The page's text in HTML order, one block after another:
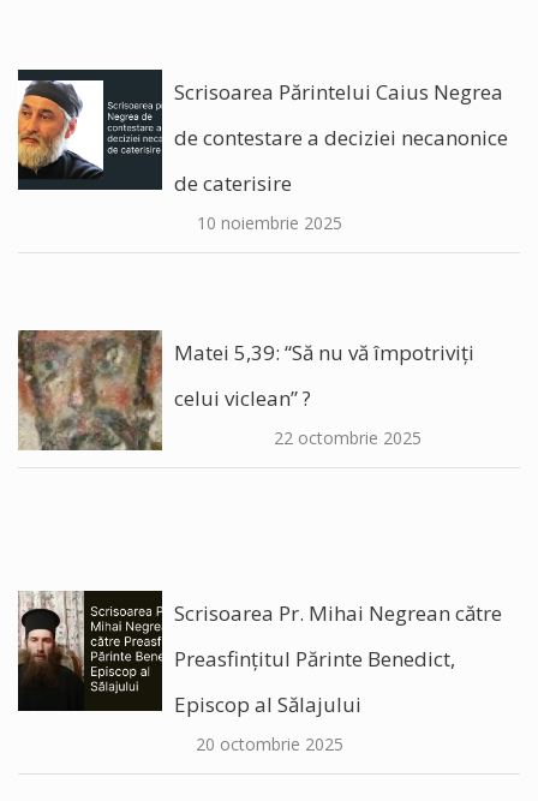
Scrisoarea Părintelui Caius Negrea
de contestare a deciziei necanonice
de caterisire
10 noiembrie 2025
Matei 5,39: “Să nu vă împotriviți
celui viclean” ?
22 octombrie 2025
Scrisoarea Pr. Mihai Negrean către
Preasfințitul Părinte Benedict,
Episcop al Sălajului
20 octombrie 2025